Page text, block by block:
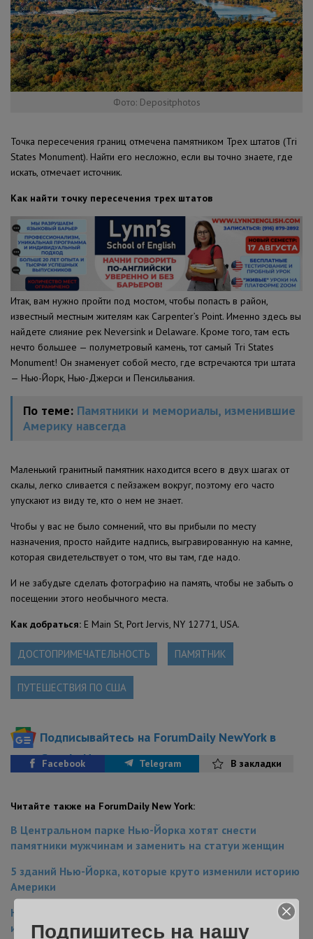
Фото: Depositphotos
Точка пересечения границ отмечена памятником Трех штатов (Tri
States Monument). Найти его несложно, если вы точно знаете, где
искать, отмечает источник.
Как найти точку пересечения трех штатов
Итак, вам нужно пройти под мостом, чтобы попасть в район,
известный местным жителям как Carpenter’s Point. Именно здесь вы
найдете слияние рек Neversink и Delaware. Кроме того, там есть
нечто большее — полуметровый камень, тот самый Tri States
Monument! Он знаменует собой место, где встречаются три штата
— Нью-Йорк, Нью-Джерси и Пенсильвания.
По теме: Памятники и мемориалы, изменившие
Америку навсегда
Маленький гранитный памятник находится всего в двух шагах от
скалы, легко сливается с пейзажем вокруг, поэтому его часто
упускают из виду те, кто о нем не знает.
Чтобы у вас не было сомнений, что вы прибыли по месту
назначения, просто найдите надпись, выгравированную на камне,
которая свидетельствует о том, что вы там, где надо.
И не забудьте сделать фотографию на память, чтобы не забыть о
посещении этого необычного места.
Как добраться: E Main St, Port Jervis, NY 12771, USA.
ДОСТОПРИМЕЧАТЕЛЬНОСТЬ ПАМЯТНИК
ПУТЕШЕСТВИЯ ПО США
Подписывайтесь на ForumDaily NewYork в
Google News
Facebook Telegram В закладки
Читайте также на ForumDaily New York:
В Центральном парке Нью-Йорка хотят снести
памятники мужчинам и заменить на статуи женщин
5 зданий Нью-Йорка, которые круто изменили историю
Америки
Новая статуя руки в центре Бруклина вызвала споры
из-за ассоциации с ИГИЛ
Подпишитесь на нашу